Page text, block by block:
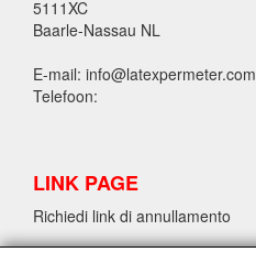
5111XC
Baarle-Nassau NL
E-mail: info@latexpermeter.com
Telefoon:
LINK PAGE
Richiedi link di annullamento